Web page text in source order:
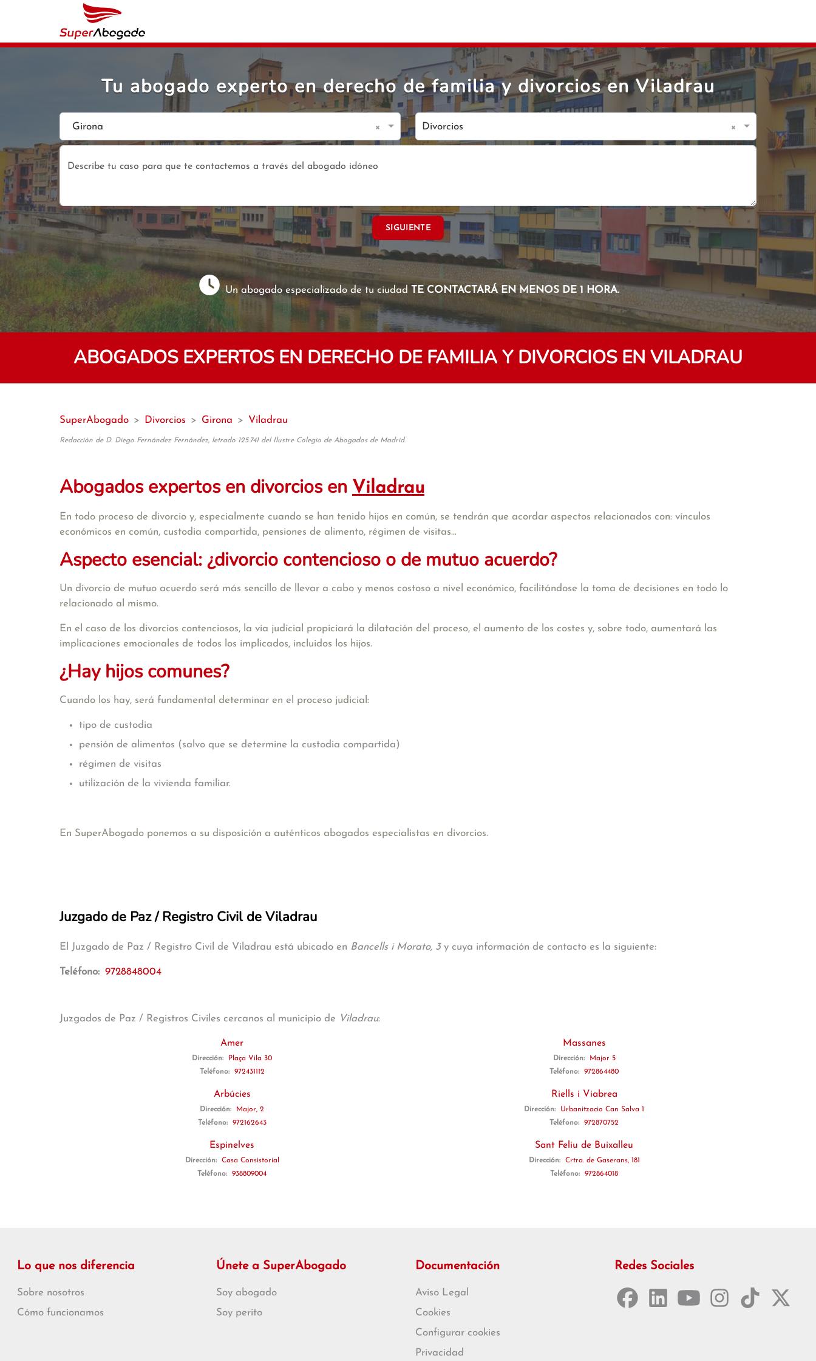
Tu abogado experto en derecho de familia y divorcios en Viladrau
Girona × Divorcios ×
SIGUIENTE
Un abogado especializado de tu ciudad TE CONTACTARÁ EN MENOS DE 1 HORA.
ABOGADOS EXPERTOS EN DERECHO DE FAMILIA Y DIVORCIOS EN VILADRAU
SuperAbogado > Divorcios > Girona > Viladrau
Redacción de D. Diego Fernández Fernández, letrado 125.741 del Ilustre Colegio de Abogados de Madrid.
Abogados expertos en divorcios en Viladrau
En todo proceso de divorcio y, especialmente cuando se han tenido hijos en común, se tendrán que acordar aspectos relacionados con: vínculos
económicos en común, custodia compartida, pensiones de alimento, régimen de visitas...
Aspecto esencial: ¿divorcio contencioso o de mutuo acuerdo?
Un divorcio de mutuo acuerdo será más sencillo de llevar a cabo y menos costoso a nivel económico, facilitándose la toma de decisiones en todo lo
relacionado al mismo.
En el caso de los divorcios contenciosos, la vía judicial propiciará la dilatación del proceso, el aumento de los costes y, sobre todo, aumentará las
implicaciones emocionales de todos los implicados, incluidos los hijos.
¿Hay hijos comunes?
Cuando los hay, será fundamental determinar en el proceso judicial:
tipo de custodia
pensión de alimentos (salvo que se determine la custodia compartida)
régimen de visitas
utilización de la vivienda familiar.
En SuperAbogado ponemos a su disposición a auténticos abogados especialistas en divorcios.
Juzgado de Paz / Registro Civil de Viladrau
El Juzgado de Paz / Registro Civil de Viladrau está ubicado en Bancells i Morato, 3y cuya información de contacto es la siguiente:
Teléfono: 9728848004
Juzgados de Paz / Registros Civiles cercanos al municipio de Viladrau:
Amer
Dirección:
Plaça Vila 30
Teléfono:
972431112
Arbúcies
Dirección:
Major, 2
Teléfono:
972162643
Espinelves
Dirección:
Casa Consistorial
Teléfono:
938809004
Massanes
Dirección:
Major 5
Teléfono:
972864480
Riells i Viabrea
Dirección:
Urbanitzacio Can Salva 1
Teléfono:
972870752
Sant Feliu de Buixalleu
Dirección:
Crtra. de Gaserans, 181
Teléfono:
972864018
Lo que nos diferencia
Sobre nosotros
Cómo funcionamos
Únete a SuperAbogado
Soy abogado
Soy perito
Documentación
Aviso Legal
Cookies
Configurar cookies
Privacidad
Redes Sociales